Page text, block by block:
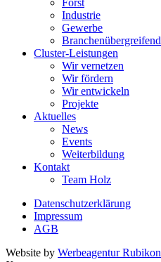
Forst
Industrie
Gewerbe
Branchenübergreifend
Cluster-Leistungen
Wir vernetzen
Wir fördern
Wir entwickeln
Projekte
Aktuelles
News
Events
Weiterbildung
Kontakt
Team Holz
Datenschutzerklärung
Impressum
AGB
Website by Werbeagentur Rubikon